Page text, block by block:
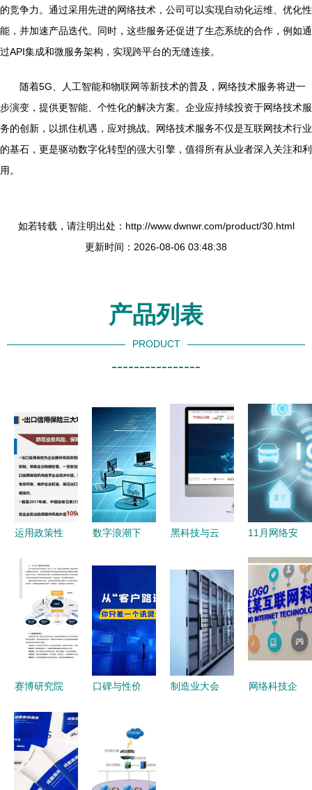
的竞争力。通过采用先进的网络技术，公司可以实现自动化运维、优化性
能，并加速产品迭代。同时，这些服务还促进了生态系统的合作，例如通
过API集成和微服务架构，实现跨平台的无缝连接。
随着5G、人工智能和物联网等新技术的普及，网络技术服务将进一
步演变，提供更智能、个性化的解决方案。企业应持续投资于网络技术服
务的创新，以抓住机遇，应对挑战。网络技术服务不仅是互联网技术行业
的基石，更是驱动数字化转型的强大引擎，值得所有从业者深入关注和利
用。
如若转载，请注明出处：http://www.dwnwr.com/product/30.html
更新时间：2026-08-06 03:48:38
产品列表
PRODUCT
----------------
运用政策性
险，为农产
品出口保驾
护航——中
国出口信用
保险公司客
户服务部总
在首届中国
古田食用菌
大会上的演
讲
数字浪潮下
起与网络技
术赋能
黑科技与云
气简约的蓝
色数字世界
11月网络安
事件盘点
网络技术服
务领域的新
动向与挑战
赛博研究院
接触新经济
安全治理报
告 网络技
口碑与性价
Geo源头工
厂品牌网络
技术服务价
制造业大会
网络科技企